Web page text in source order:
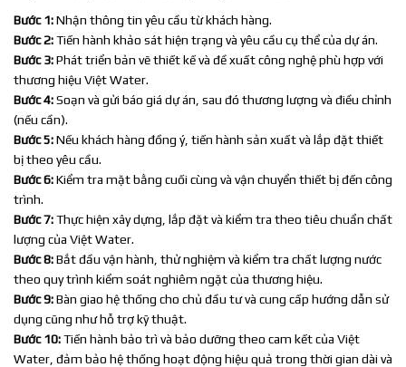
Bước 1:Nhận thông tin yêu cầu từ khách hàng.
Bước 2:Tiến hành khảo sát hiện trạng và yêu cầu cụ thể của dự án.
Bước 3:Phát triển bản vẽ thiết kế và đề xuất công nghệ phù hợp với
thương hiệu Việt Water.
Bước 4:Soạn và gửi báo giá dự án, sau đó thương lượng và điều chỉnh
(nếu cần).
Bước 5:Nếu khách hàng đồng ý, tiến hành sản xuất và lắp đặt thiết
bị theo yêu cầu.
Bước 6:Kiểm tra mặt bằng cuối cùng và vận chuyển thiết bị đến công
trình.
Bước 7:Thực hiện xây dựng, lắp đặt và kiểm tra theo tiêu chuẩn chất
lượng của Việt Water.
Bước 8:Bắt đầu vận hành, thử nghiệm và kiểm tra chất lượng nước
theo quy trình kiểm soát nghiêm ngặt của thương hiệu.
Bước 9:Bàn giao hệ thống cho chủ đầu tư và cung cấp hướng dẫn sử
dụng cũng như hỗ trợ kỹ thuật.
Bước 10:Tiến hành bảo trì và bảo dưỡng theo cam kết của Việt
Water, đảm bảo hệ thống hoạt động hiệu quả trong thời gian dài và